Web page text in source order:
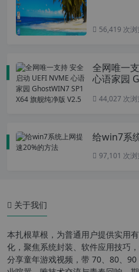
56,419 次浏
全网唯一
心语家园
44,027 次浏
给win7系
97,101 次浏
关于我们
本扎根草根，为普通用户提供实用
化，聚焦系统封装、软件应用技巧
分享童年游戏视频，带 70、80、